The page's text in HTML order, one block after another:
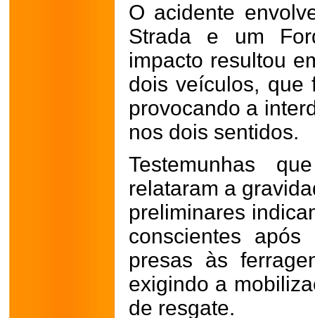
O acidente
Strada e um
impacto resultou
dois veículos, que
provocando a
nos dois sentidos.
Testemunhas
relataram a
preliminares
conscientes
presas às
exigindo a
de resgate.